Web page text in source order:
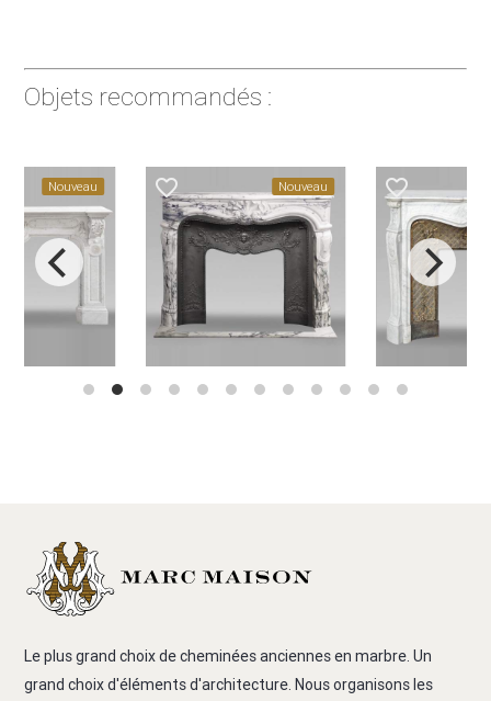
Objets recommandés :
Nouveau favorite_border Nouveau favorite_border
Le plus grand choix de cheminées anciennes en marbre. Un
grand choix d'éléments d'architecture. Nous organisons les